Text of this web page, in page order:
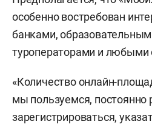
особенно востребован
банками,
туроператорами и любыми
«Количество онлайн-
мы пользуемся, постоянно
зарегистрироваться,